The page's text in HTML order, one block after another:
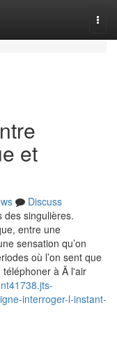
et
Discuss
des singulières.
entre une
sensation qu’on
où l’on sent que
à Ã l'air
interroger-l-instant-